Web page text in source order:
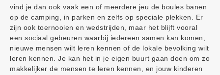
vind je dan ook vaak een of meerdere jeu de boules banen
op de camping, in parken en zelfs op speciale plekken. Er
zijn ook toernooien en wedstrijden, maar het blijft vooral
een sociaal gebeuren waarbij iedereen samen kan komen,
nieuwe mensen wilt leren kennen of de lokale bevolking wilt
leren kennen. Je kan het in je eigen buurt gaan doen om zo
makkelijker de mensen te leren kennen, en jouw kinderen